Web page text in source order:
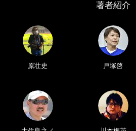
著者紹介
原壮史 戸塚啓